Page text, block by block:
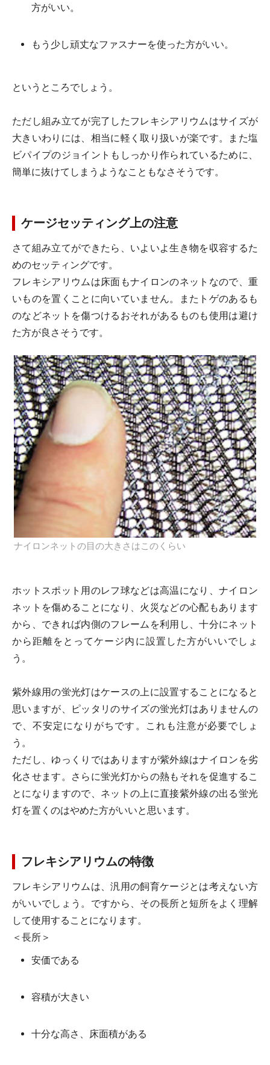
方がいい。
もう少し頑丈なファスナーを使った方がいい。
というところでしょう。
ただし組み立てが完了したフレキシアリウムはサイズが
大きいわりには、相当に軽く取り扱いが楽です。また塩
ビパイプのジョイントもしっかり作られているために、
簡単に抜けてしまうようなこともなさそうです。
ケージセッティング上の注意
さて組み立てができたら、いよいよ生き物を収容するた
めのセッティングです。
フレキシアリウムは床面もナイロンのネットなので、重
いものを置くことに向いていません。またトゲのあるも
のなどネットを傷つけるおそれがあるものも使用は避け
た方が良さそうです。
ナイロンネットの目の大きさはこのくらい
ホットスポット用のレフ球などは高温になり、ナイロン
ネットを傷めることになり、火災などの心配もあります
から、できれば内側のフレームを利用し、十分にネット
から距離をとってケージ内に設置した方がいいでしょ
う。
紫外線用の蛍光灯はケースの上に設置することになると
思いますが、ピッタリのサイズの蛍光灯はありませんの
で、不安定になりがちです。これも注意が必要でしょ
う。
ただし、ゆっくりではありますが紫外線はナイロンを劣
化させます。さらに蛍光灯からの熱もそれを促進するこ
とになりますので、ネットの上に直接紫外線の出る蛍光
灯を置くのはやめた方がいいと思います。
フレキシアリウムの特徴
フレキシアリウムは、汎用の飼育ケージとは考えない方
がいいでしょう。ですから、その長所と短所をよく理解
して使用することになります。
＜長所＞
安価である
容積が大きい
十分な高さ、床面積がある